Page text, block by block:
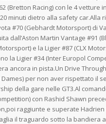
(Bretton Racing) con le 4 vetture
minuti dietro alla safety car.Alla
#70 (Gebhardt Motorsport) di
dall’Aston Martin Vantage #91
e la Ligier #87 (CLX
Ligier #34 (Inter Europol
ancora in pista.Un Drive
Dames) per non aver rispettato il
della gare nelle GT3.Al
con Rashid Shawn
raggiunte e superate
il traguardo sotto la bandiera